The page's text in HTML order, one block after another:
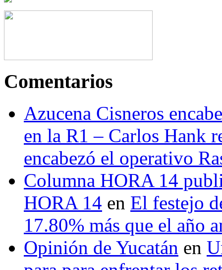
Comentarios
Azucena Cisneros
en la R1 – Carlos Hank
encabezó el operativo
Columna HORA 14
HORA 14 en El festejo
17.80% más que el año
Opinión de Yucatán en